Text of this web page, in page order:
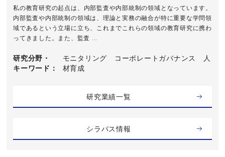
私の教育研究の起点は、内部監査や内部統制の領域となっています。
内部監査や内部統制の領域は、理論と実務の融合が特に重要な学問領
域であるという立場に立ち、これまでこれらの領域の教育研究に携わ
ってきました。また、監査 ...
研究分野・
キーワード
モニタリング コーポレートガバナンス 人
材育成
研究業績一覧
シラバス情報